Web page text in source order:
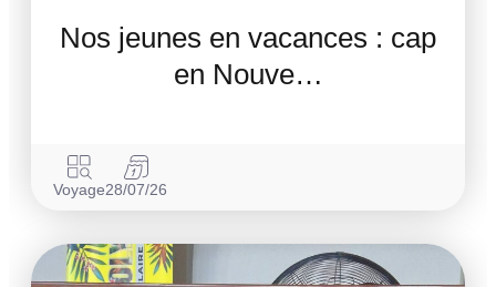
Nos jeunes en vacances : cap
en Nouve…
Voyage28/07/26